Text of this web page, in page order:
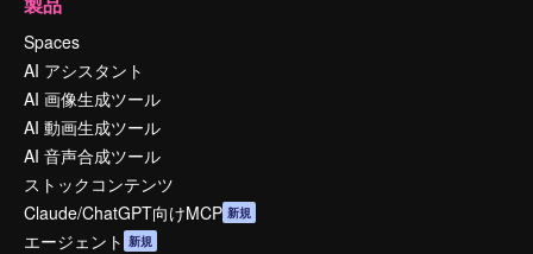
Spaces
AI アシスタント
AI 画像生成ツール
AI 動画生成ツール
AI 音声合成ツール
ストックコンテンツ
Claude/ChatGPT向けMCP 新規
エージェント 新規